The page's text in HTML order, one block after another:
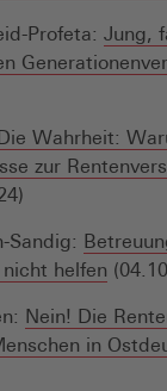
Profeta: Jung,
Wahrheit:
zur
Sandig:
helfen
Nein! Die
in